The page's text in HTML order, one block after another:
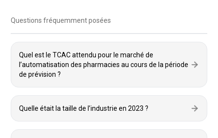
Questions fréquemment posées
Quel est le TCAC attendu pour le marché de
l’automatisation des pharmacies au cours de la période
de prévision ?
Quelle était la taille de l’industrie en 2023 ?